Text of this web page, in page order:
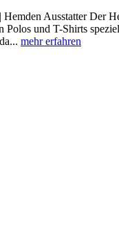
Ausstatter Der
und T-Shirts
mehr erfahren